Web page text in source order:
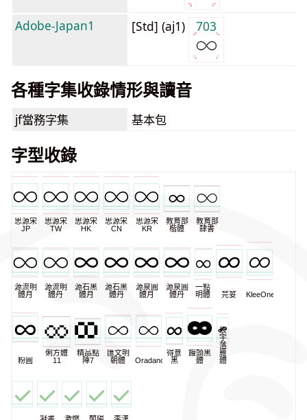
Adobe-Japan1 [Std] (aj1) 703
各種字集收錄情形與讀音
jf當務字集 基本包
字型收錄
思源宋
JP
思源宋
TW
思源宋
HK
思源宋
CN
思源宋
KR
教育部
楷體
教育部
隸書
源流明
體月
源流明
體丹
源石黑
體月
源石黑
體丹
源泉圓
體月
源泉圓
體丹
一點
明體
芫荽 KleeOne
粉圓
俐方體
11
精品點
陣7
匯文明
朝體
Oradano
得意
黑
饅頭黑
體
辰
宇
落
雁
體